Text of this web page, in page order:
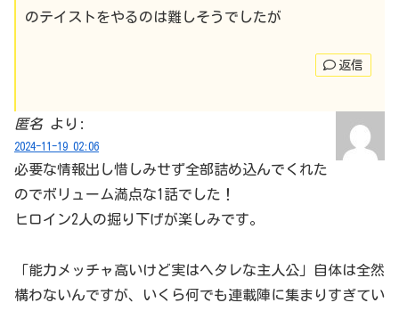
のテイストをやるのは難しそうでしたが
返信
匿名 より:
2024-11-19 02:06
必要な情報出し惜しみせず全部詰め込んでくれた
のでボリューム満点な1話でした！
ヒロイン2人の掘り下げが楽しみです。
「能力メッチャ高いけど実はヘタレな主人公」自体は全然
構わないんですが、いくら何でも連載陣に集まりすぎてい